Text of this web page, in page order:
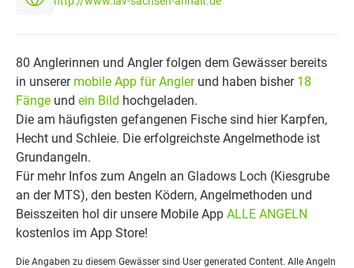
80 Anglerinnen und Angler folgen dem Gewässer bereits
in unserer mobile App für Anglerund haben bisher 18
Fänge und ein Bild hochgeladen.
Die am häufigsten gefangenen Fische sind hier Karpfen,
Hecht und Schleie. Die erfolgreichste Angelmethode ist
Grundangeln.
Für mehr Infos zum Angeln an Gladows Loch (Kiesgrube
an der MTS), den besten Ködern, Angelmethoden und
Beisszeiten hol dir unsere Mobile App ALLE ANGELN
kostenlos im App Store!
Die Angaben zu diesem Gewässer sind User generated Content. Alle Angeln